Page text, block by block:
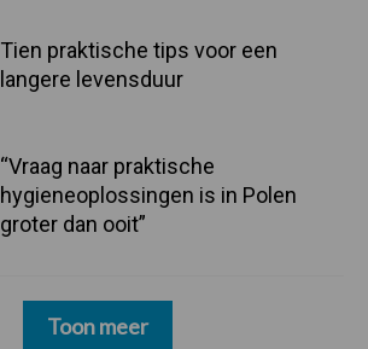
Tien praktische tips voor een
langere levensduur
“Vraag naar praktische
hygieneoplossingen is in Polen
groter dan ooit”
Toon meer